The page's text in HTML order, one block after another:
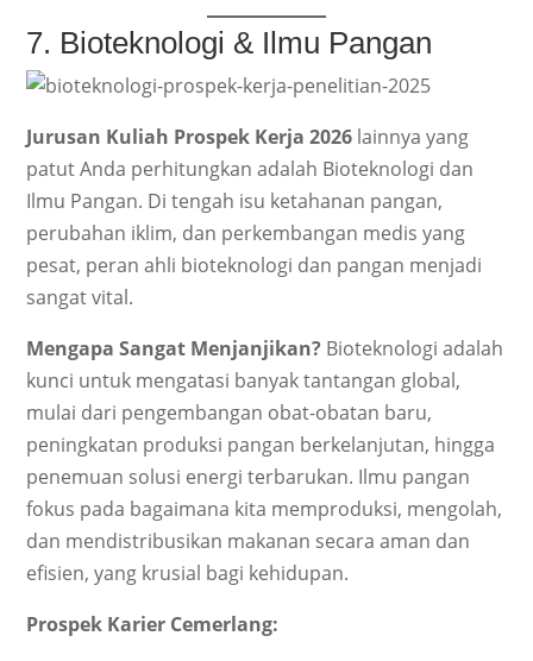
7. Bioteknologi & Ilmu Pangan
Jurusan Kuliah Prospek Kerja 2026 lainnya yang
patut Anda perhitungkan adalah Bioteknologi dan
Ilmu Pangan. Di tengah isu ketahanan pangan,
perubahan iklim, dan perkembangan medis yang
pesat, peran ahli bioteknologi dan pangan menjadi
sangat vital.
Mengapa Sangat Menjanjikan? Bioteknologi adalah
kunci untuk mengatasi banyak tantangan global,
mulai dari pengembangan obat-obatan baru,
peningkatan produksi pangan berkelanjutan, hingga
penemuan solusi energi terbarukan. Ilmu pangan
fokus pada bagaimana kita memproduksi, mengolah,
dan mendistribusikan makanan secara aman dan
efisien, yang krusial bagi kehidupan.
Prospek Karier Cemerlang: